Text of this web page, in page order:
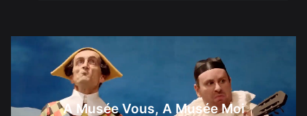
A Musée Vous, AMusée Moi